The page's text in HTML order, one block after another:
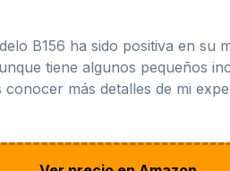
B156 ha sido positiva en su
tiene algunos pequeños
más detalles de mi